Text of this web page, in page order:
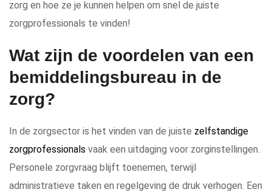
zorg en hoe ze je kunnen helpen om snel de juiste
zorgprofessionals te vinden!
Wat zijn de voordelen van een
bemiddelingsbureau in de
zorg?
In de zorgsector is het vinden van de juiste zelfstandige
zorgprofessionals vaak een uitdaging voor zorginstellingen.
Personele zorgvraag blijft toenemen, terwijl
administratieve taken en regelgeving de druk verhogen. Een